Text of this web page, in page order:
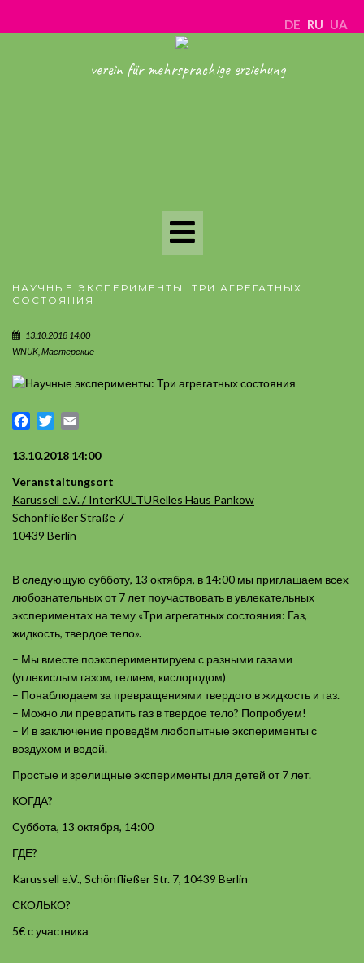
DE RU UA
verein für mehrsprachige erziehung
Toggle
Navigation
НАУЧНЫЕ ЭКСПЕРИМЕНТЫ: ТРИ АГРЕГАТНЫХ
СОСТОЯНИЯ
13.10.2018 14:00
WNUK Мастерские
Facebook
Twitter
13.10.2018 14:00
Veranstaltungsort
Karussell e.V. / InterKULTURelles Haus Pankow
Schönfließer Straße 7
10439 Berlin
В следующую субботу, 13 октября, в 14:00 мы приглашаем всех
любознательных от 7 лет поучаствовать в увлекательных
экспериментах на тему «Три агрегатных состояния: Газ,
жидкость, твердое тело».
– Мы вместе поэкспериментируем с разными газами
(углекислым газом, гелием, кислородом)
– Понаблюдаем за превращениями твердого в жидкость и газ.
– Можно ли превратить газ в твердое тело? Попробуем!
– И в заключение проведём любопытные эксперименты с
воздухом и водой.
Простые и зрелищные эксперименты для детей от 7 лет.
КОГДА?
Суббота, 13 октября, 14:00
ГДЕ?
Karussell e.V., Schönfließer Str. 7, 10439 Berlin
СКОЛЬКО?
5€ с участника